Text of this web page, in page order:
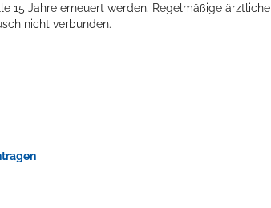
15 Jahre erneuert werden. Regelmäßige ärztliche
nicht verbunden.